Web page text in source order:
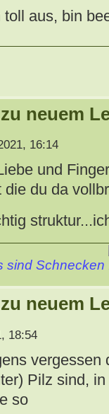
aus, bin
neuem
16:14
und
du da
sind Schnecken
neuem
18:54
vergessen
Pilz sind,
so